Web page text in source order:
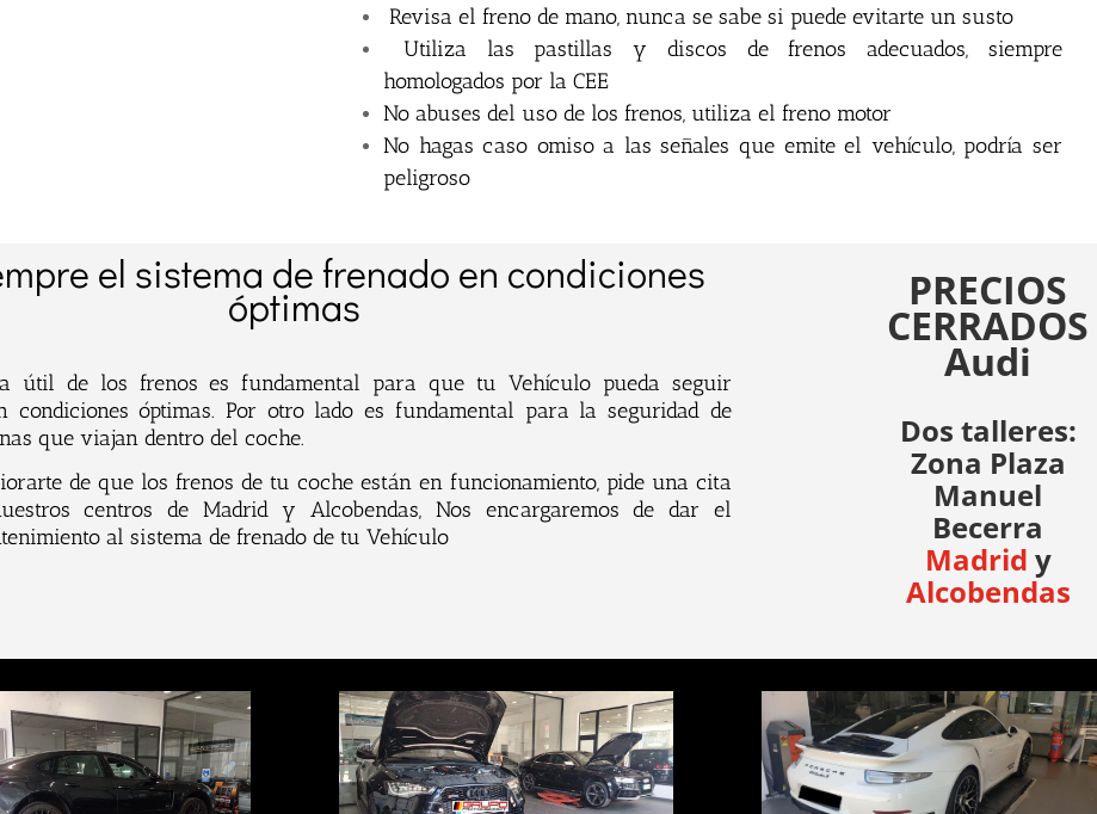
Revisa el freno de mano, nunca se sabe si puede evitarte un susto
Utiliza las pastillas y discos de frenos adecuados, siempre
homologados por la CEE
No abuses del uso de los frenos, utiliza el freno motor
No hagas caso omiso a las señales que emite el vehículo, podría ser
peligroso
el sistema de frenado en condiciones
óptimas
útil de los frenos es fundamental para que tu Vehículo pueda seguir
condiciones óptimas. Por otro lado es fundamental para la seguridad de
que viajan dentro del coche.
de que los frenos de tu coche están en funcionamiento, pide una cita
centros de Madrid y Alcobendas, Nos encargaremos de dar el
al sistema de frenado de tu Vehículo
PRECIOS
CERRADOS
Audi
Dos talleres:
Zona Plaza
Manuel
Becerra
Madrid y
Alcobendas